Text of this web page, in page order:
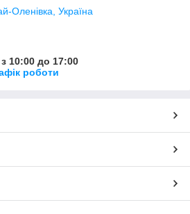
Оленівка, Україна
10:00 до 17:00
роботи